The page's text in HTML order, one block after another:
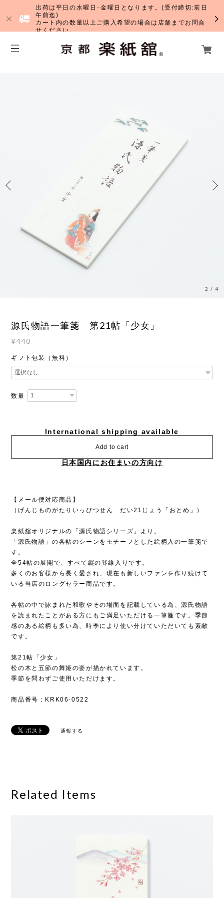
出荷は平日の水曜日･金曜日となります。(受付締切:前日
午前迄)
カート内の数量以上ご購入希望の場合は店舗までお問合
せください。
2 /4
源氏物語一筆箋 第21帖「少女」
¥440
ギフト包装（無料）
数量
International shipping available
Add to cart
日本国内にお住まいの方向け
【メール便対応商品】
（げんじものがたりいっぴつせん だい21じょう「おとめ」）
楽紙舘オリジナルの「源氏物語シリーズ」より。
「源氏物語」の各帖のシーンをモチーフとした絵柄入の一筆箋で
す。
全54帖の展開で、すべて縦の罫線入りです。
多くのお客様から長く愛され、現在も新しいファンを作り続けて
いる当店のロングセラー商品です。
各帖の中で詠まれた和歌やその場面を記載している為、源氏物語
を読まれたことがある方にもご満足いただける一筆箋です。季節
感のある絵柄も多い為、時季により使い分けていただいても素敵
です。
第21帖「少女」
松の木と五節の舞姫の姿が描かれています。
季節を問わずご使用いただけます。
商品番号：KRK06-0522
通報する
Related Items